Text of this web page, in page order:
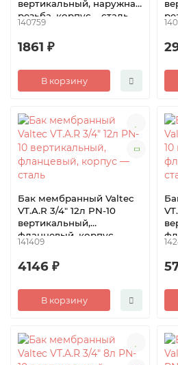
вертикальный, наружная
резьба, корпус – сталь
140759
1861 ₽
В корзину
Бак мембранный Valtec
VT.A.R 3/4″ 12л PN-10
вертикальный,
фланцевый, корпус —
сталь
141409
4146 ₽
В корзину